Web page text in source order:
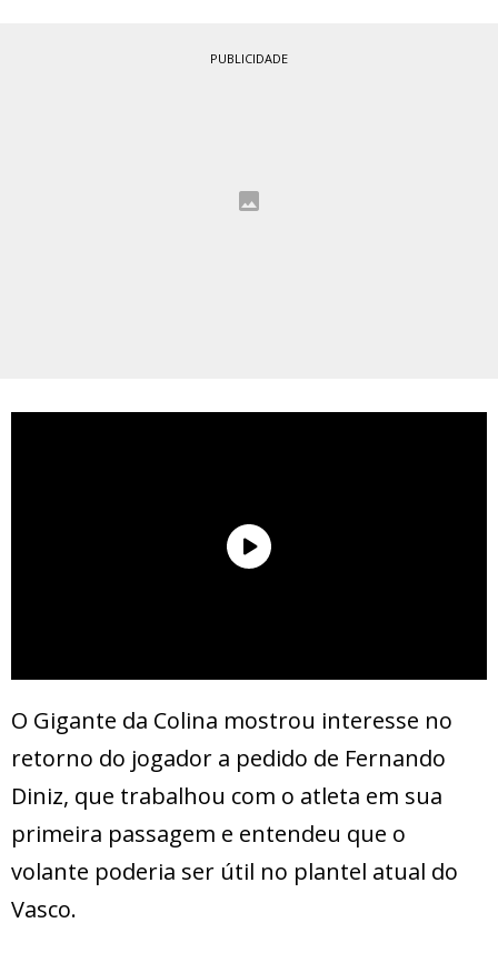
PUBLICIDADE
O Gigante da Colina mostrou interesse no
retorno do jogador a pedido de Fernando
Diniz, que trabalhou com o atleta em sua
primeira passagem e entendeu que o
volante poderia ser útil no plantel atual do
Vasco.